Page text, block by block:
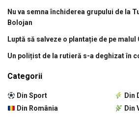
Nu va semna închiderea grupului de la
Bolojan
Luptă să salveze o plantație de pe malul
Un polițist de la rutieră s-a deghizat în
Categorii
Din Sport
Din România
Din
Din